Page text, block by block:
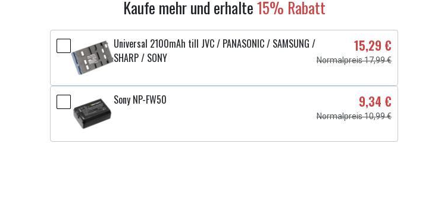
Kaufe mehr und erhalte15% Rabatt
Universal 2100mAh till JVC / PANASONIC / SAMSUNG /
SHARP / SONY
15,29 €
Normalpreis 17,99 €
Sony NP-FW50 9,34 €
Normalpreis 10,99 €